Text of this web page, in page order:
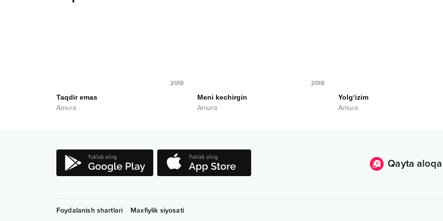
2018
Taqdir emas
Amura
2018
Meni kechirgin
Amura
Yolg‘izim
Amura
Qayta aloqa
Foydalanish shartlari Maxfiylik siyosati